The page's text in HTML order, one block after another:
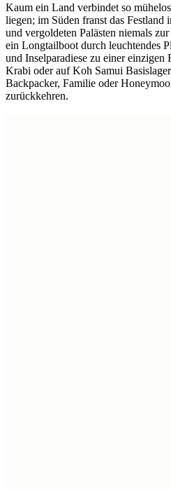
Kaum ein Land verbindet so
liegen; im Süden franst das
und vergoldeten Palästen niemals
ein Longtailboot durch leuchtendes
und Inselparadiese zu einer
Krabi oder auf Koh Samui
Backpacker, Familie oder
zurückkehren.